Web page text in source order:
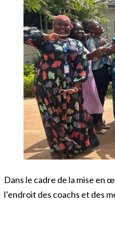
Dans le cadre de la mise en
l’endroit des coachs et des